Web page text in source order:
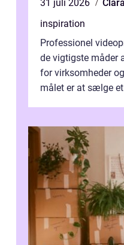
31 juli 2026
inspiration
Professionel
de vigtigste måder
for virksomheder
målet er at sælge